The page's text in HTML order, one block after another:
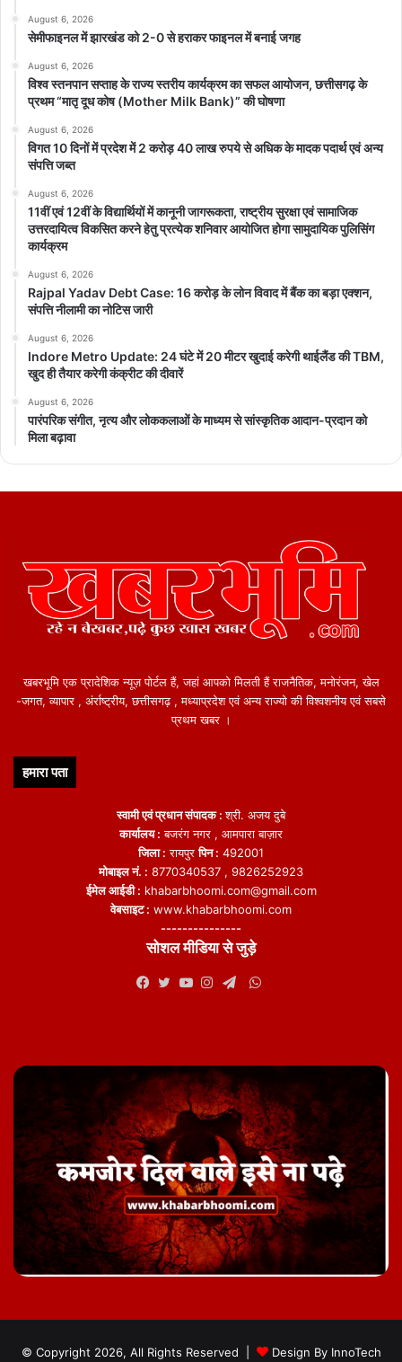
August 6, 2026
सेमीफाइनल में झारखंड को 2-0 से हराकर फाइनल में बनाई जगह
August 6, 2026
विश्व स्तनपान सप्ताह के राज्य स्तरीय कार्यक्रम का सफल आयोजन, छत्तीसगढ़ के
प्रथम “मातृ दूध कोष (Mother Milk Bank)” की घोषणा
August 6, 2026
विगत 10 दिनों में प्रदेश में 2 करोड़ 40 लाख रुपये से अधिक के मादक पदार्थ एवं अन्य
संपत्ति जब्त
August 6, 2026
11वीं एवं 12वीं के विद्यार्थियों में कानूनी जागरूकता, राष्ट्रीय सुरक्षा एवं सामाजिक
उत्तरदायित्व विकसित करने हेतु प्रत्येक शनिवार आयोजित होगा सामुदायिक पुलिसिंग
कार्यक्रम
August 6, 2026
Rajpal Yadav Debt Case: 16 करोड़ के लोन विवाद में बैंक का बड़ा एक्शन,
संपत्ति नीलामी का नोटिस जारी
August 6, 2026
Indore Metro Update: 24 घंटे में 20 मीटर खुदाई करेगी थाईलैंड की TBM,
खुद ही तैयार करेगी कंक्रीट की दीवारें
August 6, 2026
पारंपरिक संगीत, नृत्य और लोककलाओं के माध्यम से सांस्कृतिक आदान-प्रदान को
मिला बढ़ावा
खबरभूमि एक प्रादेशिक न्यूज़ पोर्टल हैं, जहां आपको मिलती हैं राजनैतिक, मनोरंजन, खेल
-जगत, व्यापार , अंर्राष्ट्रीय, छत्तीसगढ़ , मध्याप्रदेश एवं अन्य राज्यो की विश्वशनीय एवं सबसे
प्रथम खबर ।
हमारा पता
स्वामी एवं प्रधान संपादक :श्री. अजय दुबे
कार्यालय : बजरंग नगर , आमपारा बाज़ार
जिला : रायपुरपिन : 492001
मोबाइल नं. : 8770340537 , 9826252923
ईमेल आईडी : khabarbhoomi.com@gmail.com
वेबसाइट : www.khabarbhoomi.com
---------------
सोशल मीडिया से जुड़े
WhatsApp
© Copyright 2026, All Rights Reserved | Design By InnoTech